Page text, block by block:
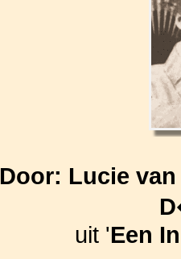
Door: Lucie
uit 'Een